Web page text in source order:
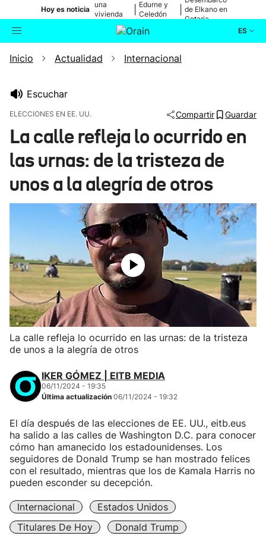
Hoy es noticia
una
vivienda
de Bilbao
Edurne y
Celedón
de Elkano en
Getaria
ES
Buscador Actualidad
Ikusmiran
Eguraldia
Inicio Actualidad Internacional
Escuchar
ELECCIONES EN EE. UU. Compartir Guardar
La calle refleja lo ocurrido en
las urnas: de la tristeza de
unos a la alegría de otros
La calle refleja lo ocurrido en las urnas: de la tristeza
de unos a la alegría de otros
IKER GÓMEZ | EITB MEDIA
06/11/2024 - 19:35
Última actualización 06/11/2024 - 19:32
El día después de las elecciones de EE. UU., eitb.eus
ha salido a las calles de Washington D.C. para conocer
cómo han amanecido los estadounidenses. Los
seguidores de Donald Trump se han mostrado felices
con el resultado, mientras que los de Kamala Harris no
pueden esconder su decepción.
Internacional
Estados Unidos
Titulares De Hoy
Donald Trump